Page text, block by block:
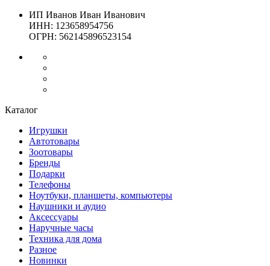
ИП Иванов Иван Иванович
ИНН: 123658954756
ОГРН: 562145896523154
Каталог
Игрушки
Автотовары
Зоотовары
Бренды
Подарки
Телефоны
Ноутбуки, планшеты, компьютеры
Наушники и аудио
Аксессуары
Наручные часы
Техника для дома
Разное
Новинки